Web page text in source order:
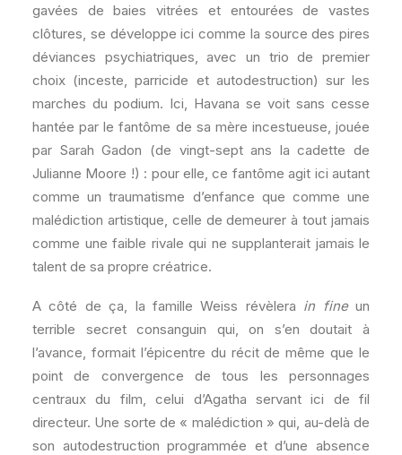
gavées de baies vitrées et entourées de vastes
clôtures, se développe ici comme la source des pires
déviances psychiatriques, avec un trio de premier
choix (inceste, parricide et autodestruction) sur les
marches du podium. Ici, Havana se voit sans cesse
hantée par le fantôme de sa mère incestueuse, jouée
par Sarah Gadon (de vingt-sept ans la cadette de
Julianne Moore !) : pour elle, ce fantôme agit ici autant
comme un traumatisme d’enfance que comme une
malédiction artistique, celle de demeurer à tout jamais
comme une faible rivale qui ne supplanterait jamais le
talent de sa propre créatrice.
A côté de ça, la famille Weiss révèlera in fineun
terrible secret consanguin qui, on s’en doutait à
l’avance, formait l’épicentre du récit de même que le
point de convergence de tous les personnages
centraux du film, celui d’Agatha servant ici de fil
directeur. Une sorte de « malédiction » qui, au-delà de
son autodestruction programmée et d’une absence